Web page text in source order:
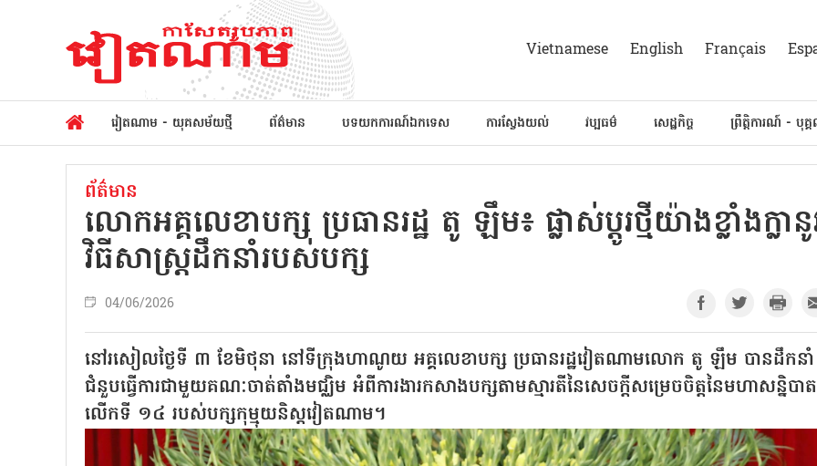
Vietnamese English Français
វៀតណាម - យុគសម័យថ្មី ព័ត៌មាន បទយកការណ៍ឯកទេស ការស្វែងយល់ វប្បធម៌ សេដ្ឋកិច្ច ព្រឹត្តិការណ៍ - បុគ្
ព័ត៌មាន
លោកអគ្គលេខាបក្ស ប្រធានរដ្ឋ តូ ឡឹម៖ ផ្លាស់ប្ដូរថ្មីយ៉ាងខ្លាំងក្លានូ
វិធីសាស្រ្តដឹកនាំរបស់បក្ស
04/06/2026
នៅរសៀលថ្ងៃទី ៣ ខែមិថុនា នៅទីក្រុងហាណូយ អគ្គលេខាបក្ស ប្រធានរដ្ឋវៀតណាមលោក តូ ឡឹម បានដឹកនាំ
ជំនួបធ្វើការជាមួយគណៈចាត់តាំងមជ្ឈិម អំពីការងារកសាងបក្សតាមស្មារតីនៃសេចក្តីសម្រេចចិត្តនៃមហាសន្និបាត
លើកទី ១៤ របស់បក្សកុម្មុយនិស្តវៀតណាម។